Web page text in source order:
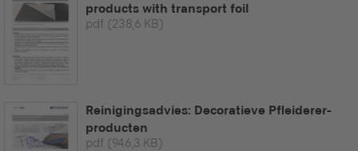
products with transport foil
pdf (238,6 KB)
Reinigingsadvies: Decoratieve Pfleiderer-
producten
pdf (946,3 KB)